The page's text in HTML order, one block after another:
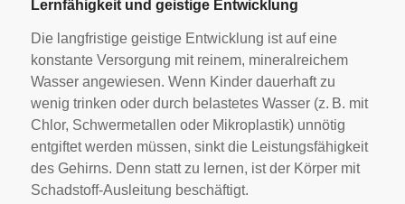
Lernfähigkeit und geistige Entwicklung
Die langfristige geistige Entwicklung ist auf eine
konstante Versorgung mit reinem, mineralreichem
Wasser angewiesen. Wenn Kinder dauerhaft zu
wenig trinken oder durch belastetes Wasser (z. B. mit
Chlor, Schwermetallen oder Mikroplastik) unnötig
entgiftet werden müssen, sinkt die Leistungsfähigkeit
des Gehirns. Denn statt zu lernen, ist der Körper mit
Schadstoff-Ausleitung beschäftigt.